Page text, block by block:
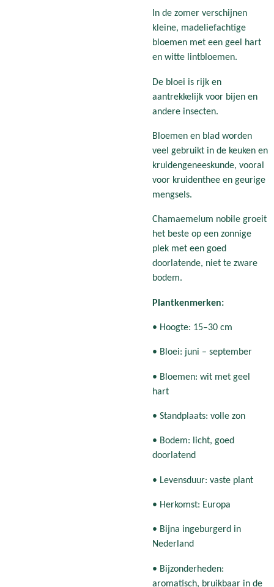
In de zomer verschijnen
kleine, madeliefachtige
bloemen met een geel hart
en witte lintbloemen.
De bloei is rijk en
aantrekkelijk voor bijen en
andere insecten.
Bloemen en blad worden
veel gebruikt in de keuken en
kruidengeneeskunde, vooral
voor kruidenthee en geurige
mengsels.
Chamaemelum nobile groeit
het beste op een zonnige
plek met een goed
doorlatende, niet te zware
bodem.
Plantkenmerken:
• Hoogte: 15–30 cm
• Bloei: juni – september
• Bloemen: wit met geel
hart
• Standplaats: volle zon
• Bodem: licht, goed
doorlatend
• Levensduur: vaste plant
• Herkomst: Europa
• Bijna ingeburgerd in
Nederland
• Bijzonderheden:
aromatisch, bruikbaar in de